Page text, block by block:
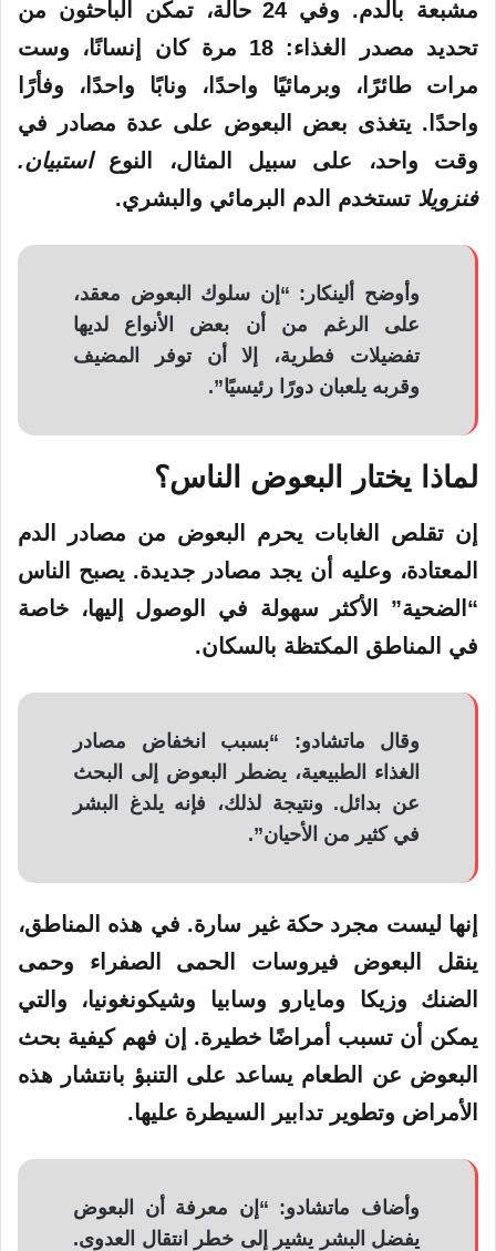
مشبعة بالدم. وفي 24 حالة، تمكن الباحثون من
تحديد مصدر الغذاء: 18 مرة كان إنسانًا، وست
مرات طائرًا، وبرمائيًا واحدًا، ونابًا واحدًا، وفأرًا
واحدًا. يتغذى بعض البعوض على عدة مصادر في
وقت واحد، على سبيل المثال، النوعاستبيان.
فنزويلا تستخدم الدم البرمائي والبشري.
وأوضح ألينكار: “إن سلوك البعوض معقد،
على الرغم من أن بعض الأنواع لديها
تفضيلات فطرية، إلا أن توفر المضيف
وقربه يلعبان دورًا رئيسيًا”.
لماذا يختار البعوض الناس؟
إن تقلص الغابات يحرم البعوض من مصادر الدم
المعتادة، وعليه أن يجد مصادر جديدة. يصبح الناس
“الضحية” الأكثر سهولة في الوصول إليها، خاصة
في المناطق المكتظة بالسكان.
وقال ماتشادو: “بسبب انخفاض مصادر
الغذاء الطبيعية، يضطر البعوض إلى البحث
عن بدائل. ونتيجة لذلك، فإنه يلدغ البشر
في كثير من الأحيان”.
إنها ليست مجرد حكة غير سارة. في هذه المناطق،
ينقل البعوض فيروسات الحمى الصفراء وحمى
الضنك وزيكا ومايارو وسابيا وشيكونغونيا، والتي
يمكن أن تسبب أمراضًا خطيرة. إن فهم كيفية بحث
البعوض عن الطعام يساعد على التنبؤ بانتشار هذه
الأمراض وتطوير تدابير السيطرة عليها.
وأضاف ماتشادو: “إن معرفة أن البعوض
يفضل البشر يشير إلى خطر انتقال العدوى.